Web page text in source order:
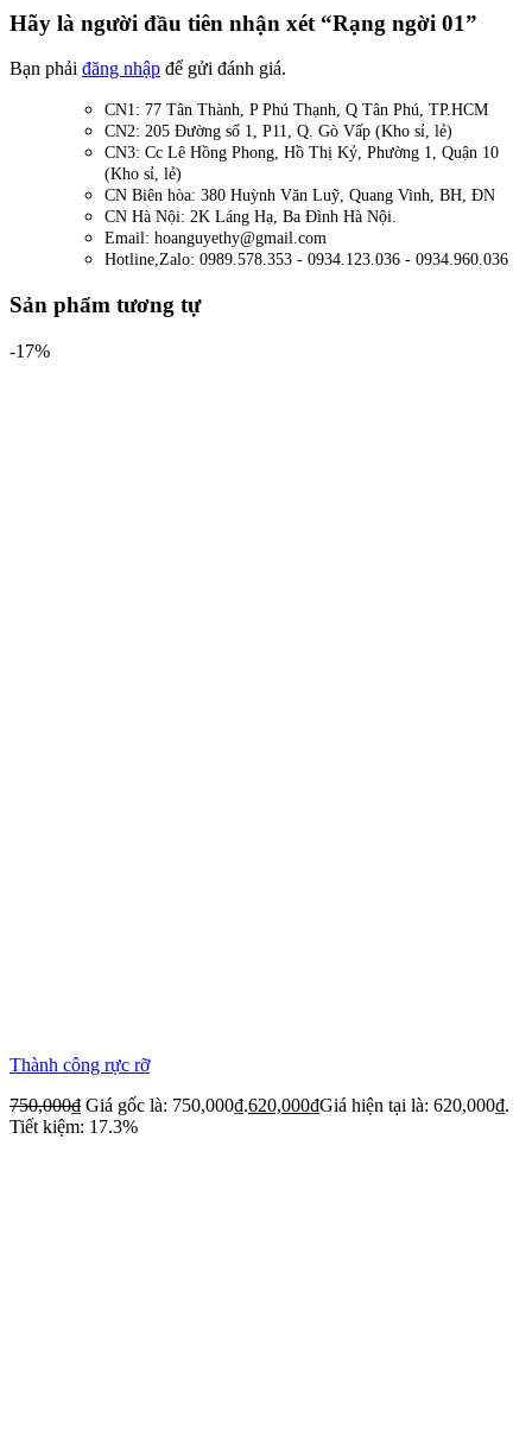
Hãy là người đầu tiên nhận xét “Rạng ngời 01”
Bạn phải đăng nhập để gửi đánh giá.
CN1: 77 Tân Thành, P Phú Thạnh, Q Tân Phú, TP.HCM
CN2: 205 Đường số 1, P11, Q. Gò Vấp (Kho sỉ, lẻ)
CN3: Cc Lê Hồng Phong, Hồ Thị Kỷ, Phường 1, Quận 10
(Kho sỉ, lẻ)
CN Biên hòa: 380 Huỳnh Văn Luỹ, Quang Vinh, BH, ĐN
CN Hà Nội: 2K Láng Hạ, Ba Đình Hà Nội.
Email: hoanguyethy@gmail.com
Hotline,Zalo: 0989.578.353 - 0934.123.036 - 0934.960.036
Sản phẩm tương tự
-17%
Thành công rực rỡ
750,000₫ Giá gốc là: 750,000₫.620,000₫Giá hiện tại là: 620,000₫.
Tiết kiệm: 17.3%